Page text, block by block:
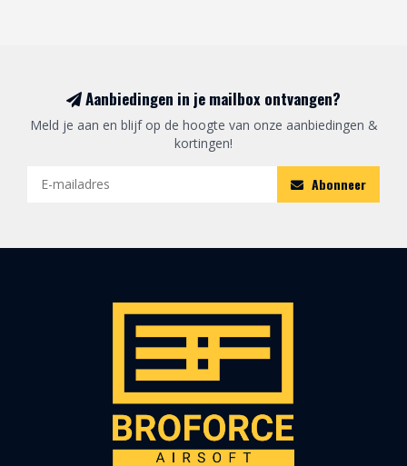
Aanbiedingen in je mailbox ontvangen?
Meld je aan en blijf op de hoogte van onze aanbiedingen &
kortingen!
Abonneer